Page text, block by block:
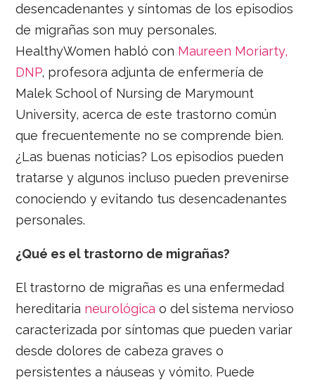
desencadenantes y síntomas de los episodios
de migrañas son muy personales.
HealthyWomen habló con Maureen Moriarty,
DNP, profesora adjunta de enfermería de
Malek School of Nursing de Marymount
University, acerca de este trastorno común
que frecuentemente no se comprende bien.
¿Las buenas noticias? Los episodios pueden
tratarse y algunos incluso pueden prevenirse
conociendo y evitando tus desencadenantes
personales.
¿Qué es el trastorno de migrañas?
El trastorno de migrañas es una enfermedad
hereditaria neurológica o del sistema nervioso
caracterizada por síntomas que pueden variar
desde dolores de cabeza graves o
persistentes a náuseas y vómito. Puede